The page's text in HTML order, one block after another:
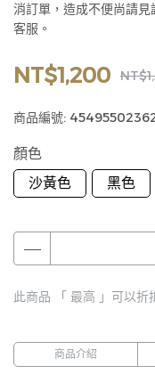
消訂單，造成不便尚請
客服。
NT$1,200
商品編號:
顏色
沙黃色
黑色
此商品 「 最高 」可以折
商品介紹